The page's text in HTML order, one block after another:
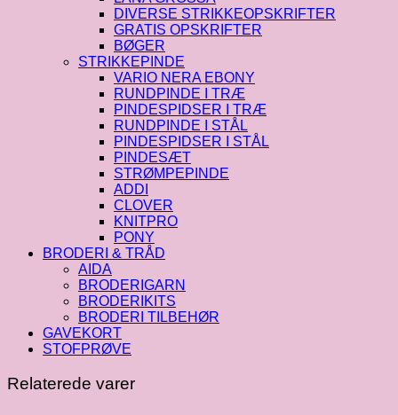
DIVERSE STRIKKEOPSKRIFTER
GRATIS OPSKRIFTER
BØGER
STRIKKEPINDE
VARIO NERA EBONY
RUNDPINDE I TRÆ
PINDESPIDSER I TRÆ
RUNDPINDE I STÅL
PINDESPIDSER I STÅL
PINDESÆT
STRØMPEPINDE
ADDI
CLOVER
KNITPRO
PONY
BRODERI & TRÅD
AIDA
BRODERIGARN
BRODERIKITS
BRODERI TILBEHØR
GAVEKORT
STOFPRØVE
Relaterede varer